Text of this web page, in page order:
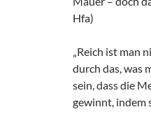
Hfa)
„Reich ist man
durch das, was
sein, dass die
gewinnt, indem